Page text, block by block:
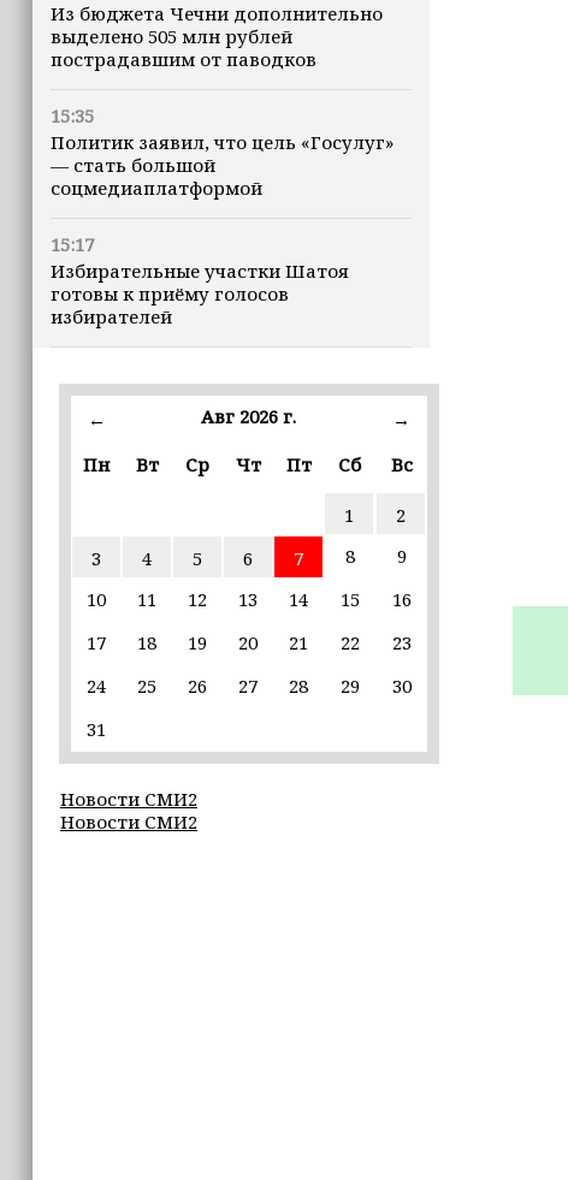
Из бюджета Чечни дополнительно
выделено 505 млн рублей
пострадавшим от паводков
15:35
Политик заявил, что цель «Госулуг»
— стать большой
соцмедиаплатформой
15:17
Избирательные участки Шатоя
готовы к приёму голосов
избирателей
Турция, Саудовская Аравия и
Пакистан подписали «Мекканское
Кадыров: сдача в плен становится
для многих военнослужащих ВСУ
единственной альтернативой гибели
(+видео)
14:44
Ахмат Кадыров удостоен звания
13:50
разработчикам разрабатывать
альтернативные клиенты
← Авг 2026 г.
→
Пн
Вт Ср Чт Пт Сб Вс
1
2
3
4 5 6 7 8
9
10
11 12 13 14 15
16
17
18 19 20 21 22
23
24
25 26 27 28 29
30
31
Новости СМИ2
Новости СМИ2